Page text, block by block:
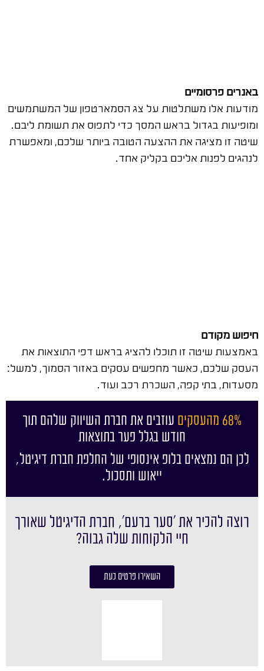
באנרים פרסומיים
מודעות אלו משתלטות על צג הסמארטפון של המשתמשים
ומופיעות בגדול בראש המסך כדי לתפוס את תשומת ליבם.
שיטה זו מציגה את ההצעה הטובה ביותר שלכם, ומאפשרת
לנהגים לפנות אליכם בקליק אחד.
חיפוש מקודם
באמצעות שיטה זו תוכלו להציג בראש דפי התוצאות את
העסק שלכם, כאשר מחפשים עסקים באזור הסמוך, למשל:
מסעדות, בתי קפה, השכרת רכב ועוד.
68% מהעסקים
עוזבים את חברת השיווק שלהם תוך
חודש בגלל פער בתוצאות
לכן הם נמצאים בלופ אינסופי של החלפת חברת דיגיטל,
ייאוש ותסכול.
רוצה להכיר את ׳סער ברעם׳, חברת הדיגיטל שאורך
חיי הלקוחות שלה גבוה?
השאירו פרטים כעת